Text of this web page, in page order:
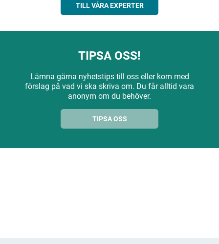
TILL VÅRA EXPERTER
TIPSA OSS!
Lämna gärna nyhetstips till oss eller kom med
förslag på vad vi ska skriva om. Du får alltid vara
anonym om du behöver.
TIPSA OSS